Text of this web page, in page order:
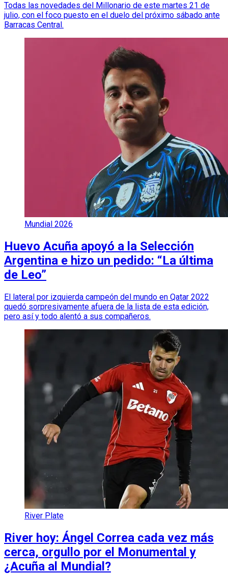
Todas las novedades del Millonario de este martes 21 de
julio, con el foco puesto en el duelo del próximo sábado ante
Barracas Central.
Mundial 2026
Huevo Acuña apoyó a la Selección
Argentina e hizo un pedido: “La última
de Leo”
El lateral por izquierda campeón del mundo en Qatar 2022
quedó sorpresivamente afuera de la lista de esta edición,
pero así y todo alentó a sus compañeros.
River Plate
River hoy: Ángel Correa cada vez más
cerca, orgullo por el Monumental y
¿Acuña al Mundial?